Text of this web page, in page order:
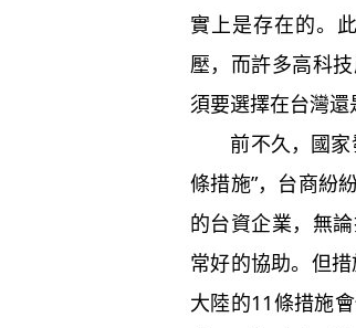
實上是存在的。
壓，而許多高科
須要選擇在台灣
前不久，國家
條措施”，台商紛
的台資企業，無
常好的協助。但
大陸的11條措施